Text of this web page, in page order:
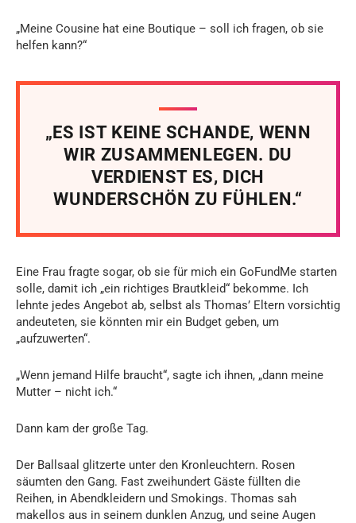
„Meine Cousine hat eine Boutique – soll ich fragen, ob sie
helfen kann?“
„ES IST KEINE SCHANDE, WENN
WIR ZUSAMMENLEGEN. DU
VERDIENST ES, DICH
WUNDERSCHÖN ZU FÜHLEN.“
Eine Frau fragte sogar, ob sie für mich ein GoFundMe starten
solle, damit ich „ein richtiges Brautkleid“ bekomme. Ich
lehnte jedes Angebot ab, selbst als Thomas’ Eltern vorsichtig
andeuteten, sie könnten mir ein Budget geben, um
„aufzuwerten“.
„Wenn jemand Hilfe braucht“, sagte ich ihnen, „dann meine
Mutter – nicht ich.“
Dann kam der große Tag.
Der Ballsaal glitzerte unter den Kronleuchtern. Rosen
säumten den Gang. Fast zweihundert Gäste füllten die
Reihen, in Abendkleidern und Smokings. Thomas sah
makellos aus in seinem dunklen Anzug, und seine Augen